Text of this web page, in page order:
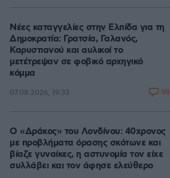
Νέες καταγγελίες στην Ελπίδα για τη
Δημοκρατία: Γρατσία, Γαλανός,
Καρυστιανού και αυλικοί το
μετέτρεψαν σε φοβικό αρχηγικό
κόμμα
07.08.2026, 19:33 98
Ο «Δράκος» του Λονδίνου: 40χρονος
με προβλήματα όρασης σκότωνε και
βίαζε γυναίκες, η αστυνομία τον είχε
συλλάβει και τον άφησε ελεύθερο